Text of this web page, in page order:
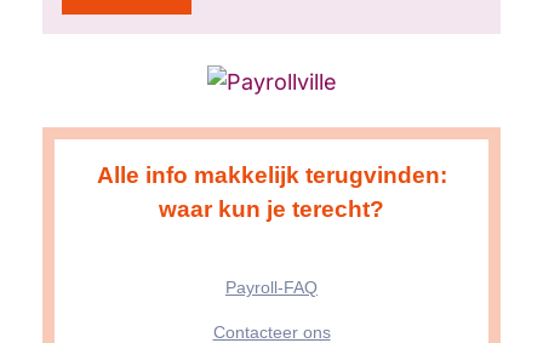
Alle info makkelijk terugvinden:
waar kun je terecht?
Payroll-FAQ
Contacteer ons